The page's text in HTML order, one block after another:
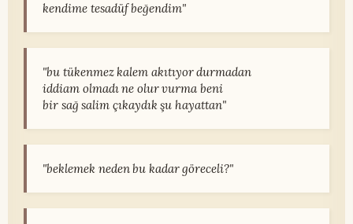
kendime tesadüf beğendim"
"bu tükenmez kalem akıtıyor durmadan
iddiam olmadı ne olur vurma beni
bir sağ salim çıkaydık şu hayattan"
"beklemek neden bu kadar göreceli?"